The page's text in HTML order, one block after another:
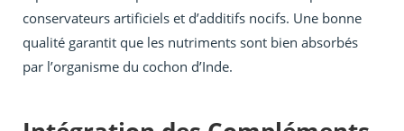
conservateurs artificiels et d’additifs nocifs. Une bonne
qualité garantit que les nutriments sont bien absorbés
par l’organisme du cochon d’Inde.